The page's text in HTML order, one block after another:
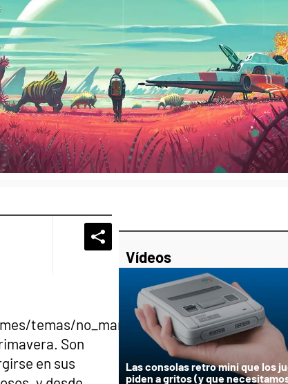
Whatsapp
Compartir
temas/no_mans_sky-
Son
en sus
Vídeos
Las consolas retro mini que los
piden a gritos (y que